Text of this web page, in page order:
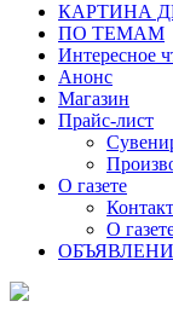
КАРТИНА
ПО ТЕМАМ
Интересное
Анонс
Магазин
Прайс-лист
О газете
О